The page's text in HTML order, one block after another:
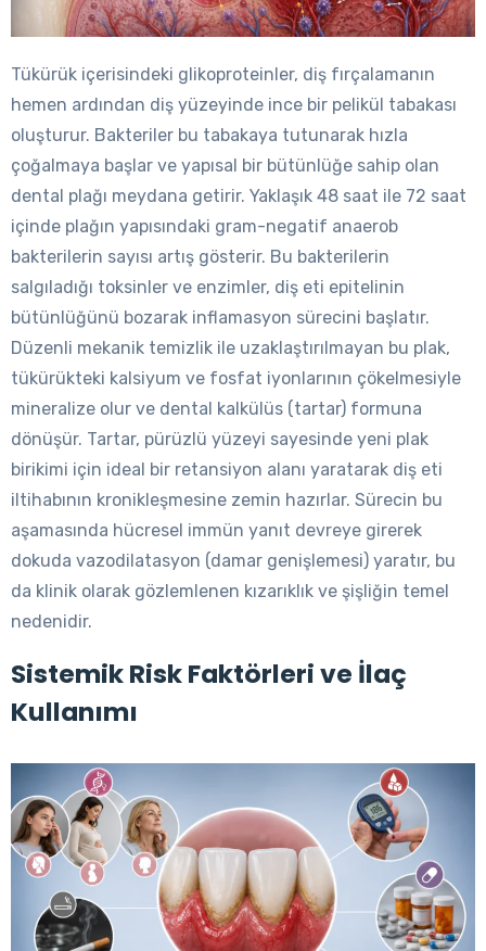
Tükürük içerisindeki glikoproteinler, diş fırçalamanın
hemen ardından diş yüzeyinde ince bir pelikül tabakası
oluşturur. Bakteriler bu tabakaya tutunarak hızla
çoğalmaya başlar ve yapısal bir bütünlüğe sahip olan
dental plağı meydana getirir. Yaklaşık 48 saat ile 72 saat
içinde plağın yapısındaki gram-negatif anaerob
bakterilerin sayısı artış gösterir. Bu bakterilerin
salgıladığı toksinler ve enzimler, diş eti epitelinin
bütünlüğünü bozarak inflamasyon sürecini başlatır.
Düzenli mekanik temizlik ile uzaklaştırılmayan bu plak,
tükürükteki kalsiyum ve fosfat iyonlarının çökelmesiyle
mineralize olur ve dental kalkülüs (tartar) formuna
dönüşür. Tartar, pürüzlü yüzeyi sayesinde yeni plak
birikimi için ideal bir retansiyon alanı yaratarak diş eti
iltihabının kronikleşmesine zemin hazırlar. Sürecin bu
aşamasında hücresel immün yanıt devreye girerek
dokuda vazodilatasyon (damar genişlemesi) yaratır, bu
da klinik olarak gözlemlenen kızarıklık ve şişliğin temel
nedenidir.
Sistemik Risk Faktörleri ve İlaç
Kullanımı